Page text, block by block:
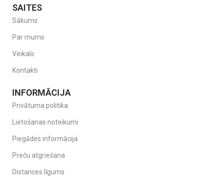
SAITES
Sākums
Par mums
Veikals
Kontakti
INFORMĀCIJA
Privātuma politika
Lietošanas noteikumi
Piegādes informācija
Preču atgriešana
Distances līgums